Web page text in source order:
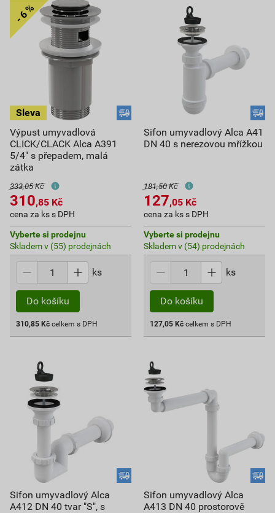
Výpust umyvadlová
CLICK/CLACK Alca A391
5/4" s přepadem, malá
zátka
333,05 Kč
310,85 Kč
cena za ks s DPH
Vyberte si prodejnu
Skladem v (55) prodejnách
ks
Do košíku
310,85 Kč celkem s DPH
Sifon umyvadlový Alca A41
DN 40 s nerezovou mřížkou
181,50 Kč
127,05 Kč
cena za ks s DPH
Vyberte si prodejnu
Skladem v (54) prodejnách
ks
Do košíku
127,05 Kč celkem s DPH
Sifon umyvadlový Alca
A412 DN 40 tvar "S", s
Sifon umyvadlový Alca
A413 DN 40 prostorově